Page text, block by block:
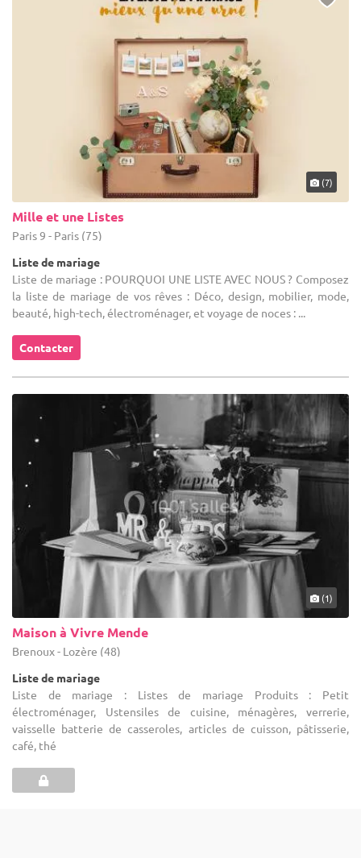
devis concernant les prestataires concernés, pour un site ou une
entreprise pour créer une liste de mariage en Lozère, faites tout
simplement votre choix ! Afin de vous satisfaire, nos
professionnels sauront être réactifs et à l'écoute. Vous pouvez
bien sûr nous contacter en cas de question.
(7)
Mille et une Listes
Paris 9 - Paris (75)
Liste de mariage
Liste de mariage : POURQUOI UNE LISTE AVEC NOUS ? Composez
la liste de mariage de vos rêves : Déco, design, mobilier, mode,
beauté, high-tech, électroménager, et voyage de noces : ...
Contacter
(1)
Maison à Vivre Mende
Brenoux - Lozère (48)
Liste de mariage
Liste de mariage : Listes de mariage Produits : Petit
électroménager, Ustensiles de cuisine, ménagères, verrerie,
vaisselle batterie de casseroles, articles de cuisson, pâtisserie,
café, thé